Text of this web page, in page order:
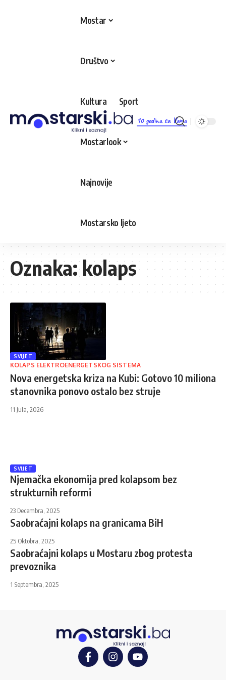
10 godina sa Vama
Mostar
Društvo
Kultura Sport
Mostarlook
Najnovije
Mostarsko ljeto
Oznaka:kolaps
SVIJET
KOLAPS ELEKTROENERGETSKOG SISTEMA
Nova energetska kriza na Kubi: Gotovo 10 miliona
stanovnika ponovo ostalo bez struje
11 Jula, 2026
SVIJET
Njemačka ekonomija pred kolapsom bez
strukturnih reformi
23 Decembra, 2025
Saobraćajni kolaps na granicama BiH
25 Oktobra, 2025
Saobraćajni kolaps u Mostaru zbog protesta
prevoznika
1 Septembra, 2025